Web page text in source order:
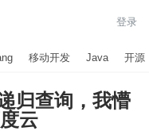
登录
移动开发 Java 开源
归查询，我懵
云